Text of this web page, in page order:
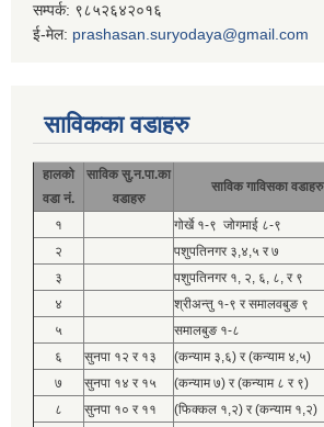
सम्पर्क: ९८५२६४२०१६
ई-मेल: prashasan.suryodaya@gmail.com
साविकका वडाहरु
हालको
वडा नं.
साविक सु.न.पा.का
वडाहरु
साविक गाविसका वडाहरु
१
गोर्खे १-९ जोगमाई ८-९
२
पशुपतिनगर ३,४,५ र ७
३
पशुपतिनगर १, २, ६, ८, र ९
४
श्रीअन्तु १-९ र समालवबुङ ९
५
समालबुङ १-८
६
सुनपा १२ र १३
(कन्याम ३,६) र (कन्याम ४,५)
७
सुनपा १४ र १५
(कन्याम ७) र (कन्याम ८ र ९)
८
सुनपा १० र ११
(फिक्कल १,२) र (कन्याम १,२)